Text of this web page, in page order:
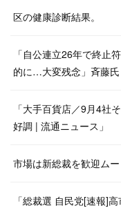
区の健康診断結果。
「自公連立26年で終
的に…大変残念」斉藤
「大手百貨店／9月4社
好調 | 流通ニュース」
市場は新総裁を歓迎ムー
「総裁選 自民党[速報]